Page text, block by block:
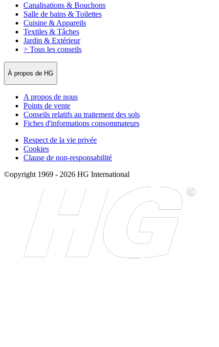
Canalisations & Bouchons
Salle de bains & Toilettes
Cuisine & Appareils
Textiles & Tâches
Jardin & Extérieur
> Tous les conseils
À propos de HG
A propos de nous
Points de vente
Conseils relatifs au traitement des sols
Fiches d'informations consommateurs
Respect de la vie privée
Cookies
Clause de non-responsabilité
©opyright 1969 - 2026 HG International